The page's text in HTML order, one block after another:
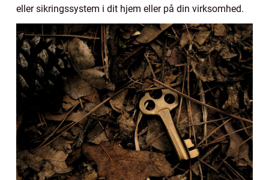
eller sikringssystem i dit hjem eller på din virksomhed.